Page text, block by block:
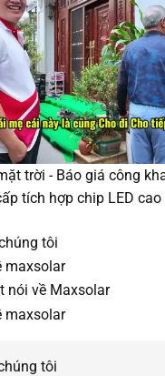
trời - Báo giá công
tích hợp chip LED
tôi
tôi